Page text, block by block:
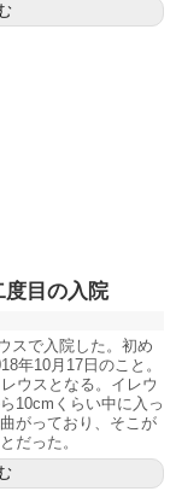
度目の入院
スで入院した。初め
年10月17日のこと。
ウスとなる。イレウ
10cmくらい中に入っ
がっており、そこが
だった。